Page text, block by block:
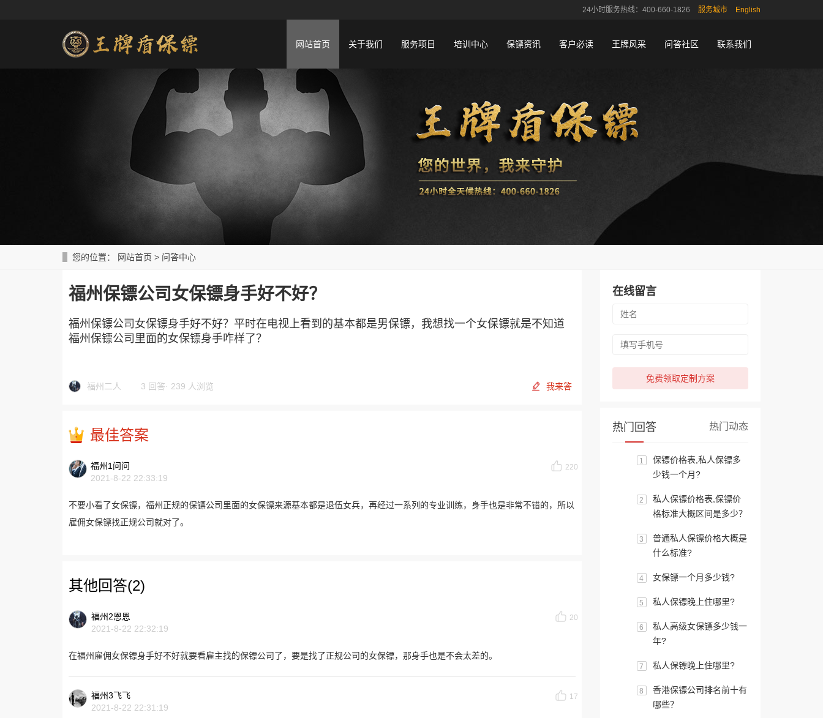
24小时服务热线：400-660-1826 服务城市 English
网站首页 关于我们 服务项目 培训中心 保镖资讯 客户必读 王牌风采 问答社区 联系我们
您的位置： 网站首页 > 问答中心
福州保镖公司女保镖身手好不好？
福州保镖公司女保镖身手好不好？平时在电视上看到的基本都是男保镖，我想找一个女保镖就是不知道
福州保镖公司里面的女保镖身手咋样了？
福州二人 3 回答· 239 人浏览 我来答
最佳答案
福州1问问
2021-8-22 22:33:19
220
不要小看了女保镖，福州正规的保镖公司里面的女保镖来源基本都是退伍女兵，再经过一系列的专业训练，身手也是非常不错的，所以
雇佣女保镖找正规公司就对了。
其他回答(2)
福州2恩恩
2021-8-22 22:32:19
20
在福州雇佣女保镖身手好不好就要看雇主找的保镖公司了，要是找了正规公司的女保镖，那身手也是不会太差的。
福州3飞飞
2021-8-22 22:31:19
17
在线留言
免费领取定制方案
热门回答 热门动态
1
保镖价格表,私人保镖多
少钱一个月?
2
私人保镖价格表,保镖价
格标准大概区间是多少？
3
普通私人保镖价格大概是
什么标准?
4 女保镖一个月多少钱?
5 私人保镖晚上住哪里?
6
私人高级女保镖多少钱一
年?
7 私人保镖晚上住哪里?
8
香港保镖公司排名前十有
哪些？